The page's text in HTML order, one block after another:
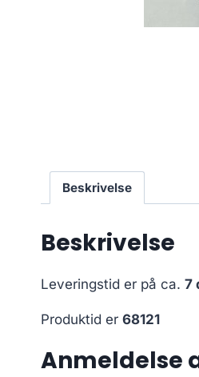
Beskrivelse
Beskrivelse
Leveringstid er på ca. 7
Produktid er 68121
Anmeldelse